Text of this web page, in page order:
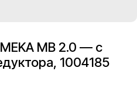
MB 2.0 — с
1004185